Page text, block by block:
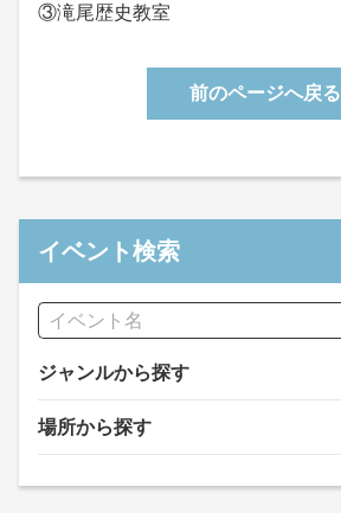
③滝尾歴史教室
前のページへ戻る
イベント検索
ジャンルから探す
場所から探す